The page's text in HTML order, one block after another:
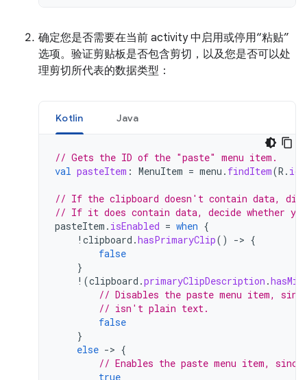
确定您是否需要在当前 activity 中启用或停用“粘贴”
选项。验证剪贴板是否包含剪切，以及您是否可以处
理剪切所代表的数据类型：
Kotlin Java
// Gets the ID of the "paste" menu item.
val pasteItem : MenuItem = menu . findItem(R . id
// If the clipboard doesn't contain data,
// If it does contain data, decide whether
pasteItem . isEnabled = when {
! clipboard .hasPrimaryClip() -> {
false
}
! (clipboard .primaryClipDescription .
// Disables the paste menu item,
// isn't plain text.
false
}
else -> {
// Enables the paste menu item,
true